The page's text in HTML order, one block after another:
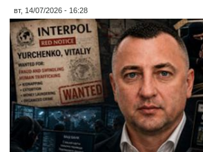
вт, 14/07/2026 - 16:28